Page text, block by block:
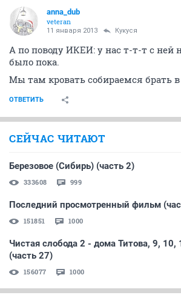
veteran
11 января 2013 Кукуся
конечно, потом это ж еще и
ОТВЕТИТЬ
anna_dub
11 января 2013 Кукуся
Да фиг его знает
все-таки это однешка...
а хочется расшириться.
ОТВЕТИТЬ
anna_dub
veteran
11 января 2013
А по поводу ИКЕИ: у нас т-т-т с ней
было пока.